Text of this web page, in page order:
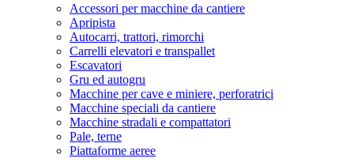
Accessori per macchine da cantiere
Apripista
Autocarri, trattori, rimorchi
Carrelli elevatori e transpallet
Escavatori
Gru ed autogru
Macchine per cave e miniere, perforatrici
Macchine speciali da cantiere
Macchine stradali e compattatori
Pale, terne
Piattaforme aeree